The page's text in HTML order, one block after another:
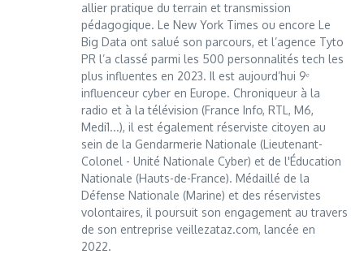
allier pratique du terrain et transmission
pédagogique. Le New York Times ou encore Le
Big Data ont salué son parcours, et l’agence Tyto
PR l’a classé parmi les 500 personnalités tech les
plus influentes en 2023. Il est aujourd’hui 9ᵉ
influenceur cyber en Europe. Chroniqueur à la
radio et à la télévision (France Info, RTL, M6,
Medi1...), il est également réserviste citoyen au
sein de la Gendarmerie Nationale (Lieutenant-
Colonel - Unité Nationale Cyber) et de l'Éducation
Nationale (Hauts-de-France). Médaillé de la
Défense Nationale (Marine) et des réservistes
volontaires, il poursuit son engagement au travers
de son entreprise veillezataz.com, lancée en
2022.